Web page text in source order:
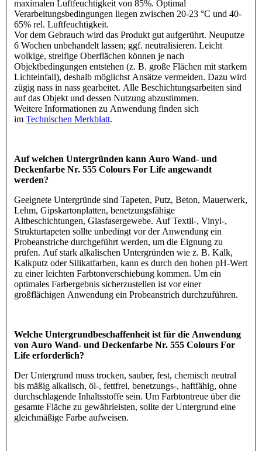
maximalen Luftfeuchtigkeit von 85%. Optimal
Verarbeitungsbedingungen liegen zwischen 20-23 °C und 40-
65% rel. Luftfeuchtigkeit.
Vor dem Gebrauch wird das Produkt gut aufgerührt. Neuputze
6 Wochen unbehandelt lassen; ggf. neutralisieren. Leicht
wolkige, streifige Oberflächen können je nach
Objektbedingungen entstehen (z. B. große Flächen mit starkem
Lichteinfall), deshalb möglichst Ansätze vermeiden. Dazu wird
zügig nass in nass gearbeitet. Alle Beschichtungsarbeiten sind
auf das Objekt und dessen Nutzung abzustimmen.
Weitere Informationen zu Anwendung finden sich
im Technischen Merkblatt.
Auf welchen Untergründen kann Auro Wand- und
Deckenfarbe Nr. 555 Colours For Life angewandt
werden?
Geeignete Untergründe sind Tapeten, Putz, Beton, Mauerwerk,
Lehm, Gipskartonplatten, benetzungsfähige
Altbeschichtungen, Glasfasergewebe. Auf Textil-, Vinyl-,
Strukturtapeten sollte unbedingt vor der Anwendung ein
Probeanstriche durchgeführt werden, um die Eignung zu
prüfen. Auf stark alkalischen Untergründen wie z. B. Kalk,
Kalkputz oder Silikatfarben, kann es durch den hohen pH-Wert
zu einer leichten Farbtonverschiebung kommen. Um ein
optimales Farbergebnis sicherzustellen ist vor einer
großflächigen Anwendung ein Probeanstrich durchzuführen.
Welche Untergrundbeschaffenheit ist für die Anwendung
von Auro Wand- und Deckenfarbe Nr. 555 Colours For
Life erforderlich?
Der Untergrund muss trocken, sauber, fest, chemisch neutral
bis mäßig alkalisch, öl-, fettfrei, benetzungs-, haftfähig, ohne
durchschlagende Inhaltsstoffe sein. Um Farbtontreue über die
gesamte Fläche zu gewährleisten, sollte der Untergrund eine
gleichmäßige Farbe aufweisen.